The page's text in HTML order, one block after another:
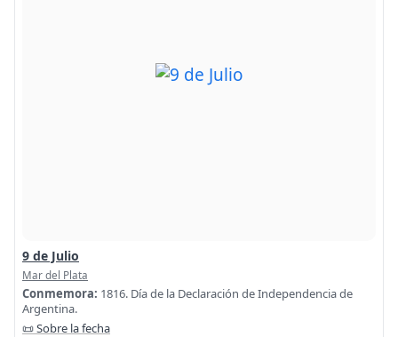
9 de Julio
Mar del Plata
Conmemora: 1816. Día de la Declaración de Independencia de
Argentina.
📜 Sobre la fecha